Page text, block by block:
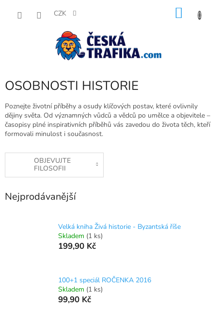
CZK
OSOBNOSTI HISTORIE
Poznejte životní příběhy a osudy klíčových postav, které ovlivnily
dějiny světa. Od významných vůdců a vědců po umělce a objevitele –
časopisy plné inspirativních příběhů vás zavedou do života těch, kteří
formovali minulost i současnost.
OBJEVUJTE
FILOSOFII
Nejprodávanější
Velká kniha Živá historie - Byzantská říše
Skladem (1 ks)
199,90 Kč
100+1 speciál ROČENKA 2016
Skladem (1 ks)
99,90 Kč